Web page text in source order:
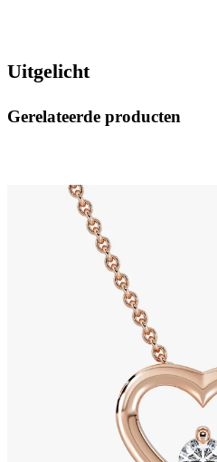
Uitgelicht
Gerelateerde producten